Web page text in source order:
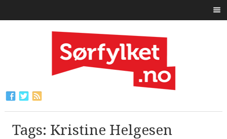
Tags: Kristine Helgesen